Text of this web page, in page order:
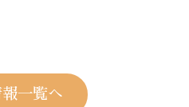
一覧へ